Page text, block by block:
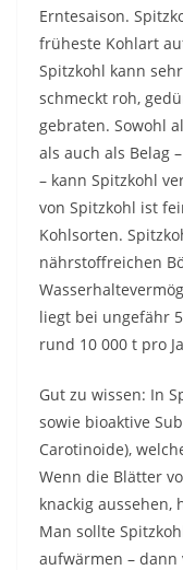
Erntesaison.
früheste Kohlart
Spitzkohl kann
schmeckt roh,
gebraten. Sowohl
als auch als Belag
– kann Spitzkohl
von Spitzkohl ist
Kohlsorten.
nährstoffreichen
liegt bei ungefähr
rund 10 000 t pro
Gut zu wissen: In
sowie bioaktive
Carotinoide),
Wenn die Blätter
knackig aussehen,
Man sollte
aufwärmen – dann